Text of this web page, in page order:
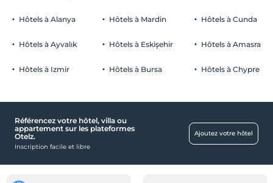
Hôtels à Alanya
Hôtels à Ayvalık
Hôtels à Izmir
Hôtels à Mardin
Hôtels à Eskişehir
Hôtels à Bursa
Hôtels à Cunda
Hôtels à Amasra
Hôtels à Chypre
Référencez votre hôtel, villa ou
appartement sur les plateformes
Otelz.
Inscription facile et libre
Ajoutez votre hôtel